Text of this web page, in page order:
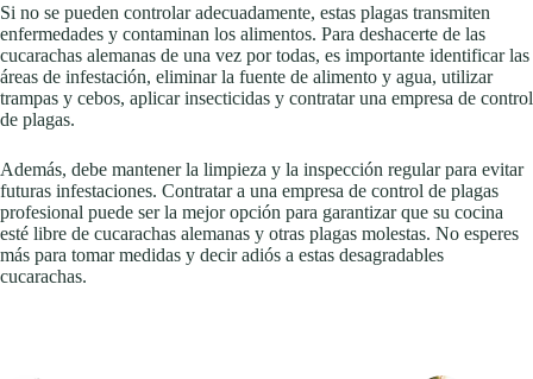
Si no se pueden controlar adecuadamente, estas plagas transmiten
enfermedades y contaminan los alimentos. Para deshacerte de las
cucarachas alemanas de una vez por todas, es importante identificar las
áreas de infestación, eliminar la fuente de alimento y agua, utilizar
trampas y cebos, aplicar insecticidas y contratar una empresa de control
de plagas.
Además, debe mantener la limpieza y la inspección regular para evitar
futuras infestaciones. Contratar a una empresa de control de plagas
profesional puede ser la mejor opción para garantizar que su cocina
esté libre de cucarachas alemanas y otras plagas molestas. No esperes
más para tomar medidas y decir adiós a estas desagradables
cucarachas.